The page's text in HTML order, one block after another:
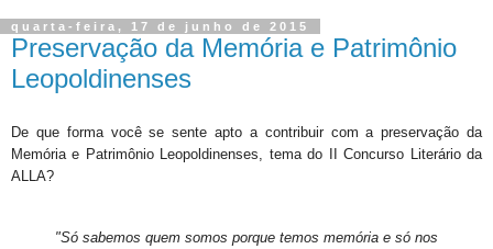
quarta-feira, 17 de junho de 2015
Preservação da Memória e Patrimônio
Leopoldinenses
De que forma você se sente apto a contribuir com a preservação da
Memória e Patrimônio Leopoldinenses, tema do II Concurso Literário da
ALLA?
"Só sabemos quem somos porque temos memória e só nos